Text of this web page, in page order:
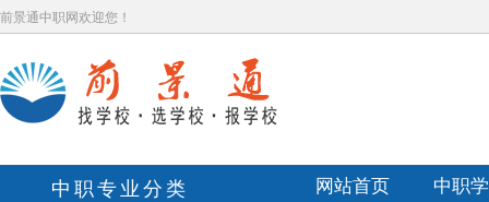
前景通中职网欢迎您！
中职专业分类 网站首页 中职